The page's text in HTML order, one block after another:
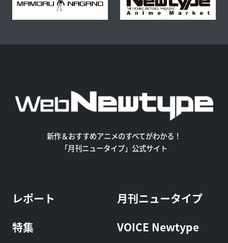
新作＆おすすめアニメのすべてがわかる！
「月刊ニュータイプ」公式サイト
レポート
特集
月刊ニュータイプ
VOICE Newtype